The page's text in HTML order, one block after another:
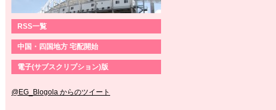
RSS一覧
中国・四国地方 宅配開始
電子(サブスクリプション)版
@EG_Blogola からのツイート